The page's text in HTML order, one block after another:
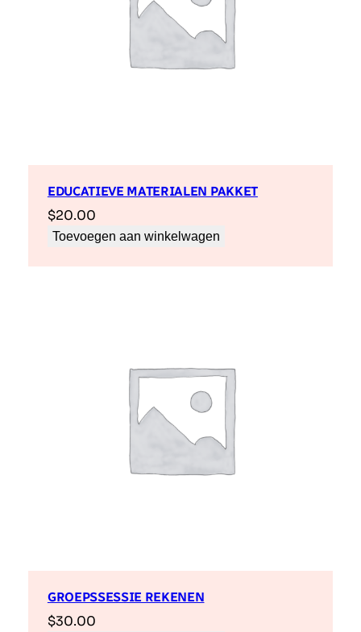
EDUCATIEVE MATERIALEN PAKKET
$20.00
Toevoegen aan winkelwagen
GROEPSSESSIE REKENEN
$30.00